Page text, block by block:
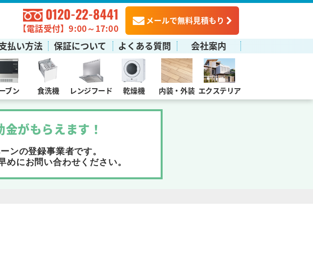
0120-22-8441
【電話受付】9:00～17:00
メールで無料見積もり
払い方法 保証について よくある質問 会社案内
ブン 食洗機 レンジフード 乾燥機 内装・外装 エクステリア
金がもらえます ！
ンの登録事業者です。
めにお問い合わせください。